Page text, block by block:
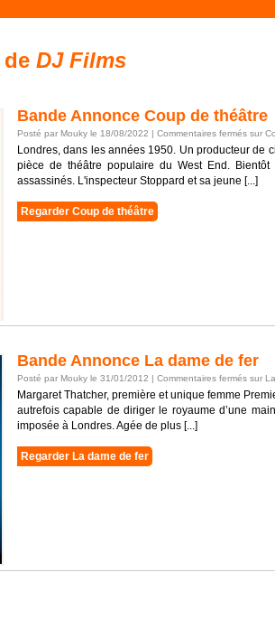
DJ Films
Bande Annonce Coup de théâtre
Posté par Mouky le 18/08/2022 | Commentaires fermés sur
Londres, dans les années 1950. Un producteur de
pièce de théâtre populaire du West End.
assassinés. L'inspecteur Stoppard et sa jeune [...]
Regarder Coup de théâtre
Bande Annonce La dame de fer
Posté par Mouky le 31/01/2012 | Commentaires fermés sur
Margaret Thatcher, première et unique femme
autrefois capable de diriger le royaume d’une
imposée à Londres. Agée de plus [...]
Regarder La dame de fer